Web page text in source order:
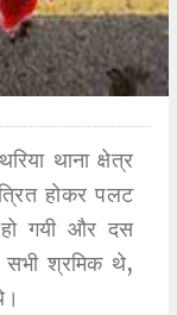
थाना क्षेत्र
होकर पलट
गयी और दस
सभी श्रमिक थे,